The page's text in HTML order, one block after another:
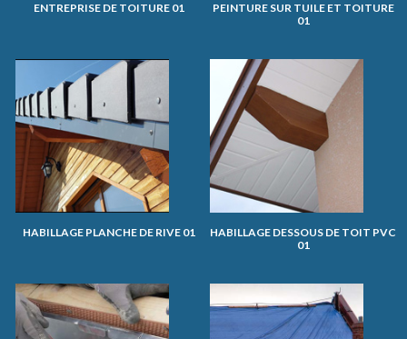
ENTREPRISE DE TOITURE 01
PEINTURE SUR TUILE ET TOITURE
01
HABILLAGE PLANCHE DE RIVE 01
HABILLAGE DESSOUS DE TOIT PVC
01